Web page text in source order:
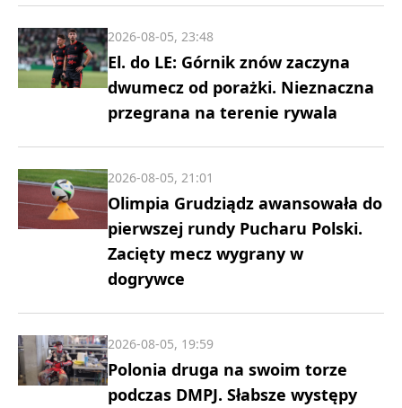
El. do LE: Górnik znów zaczyna
dwumecz od porażki. Nieznaczna
przegrana na terenie rywala
2026-08-05, 23:48
Olimpia Grudziądz awansowała do
pierwszej rundy Pucharu Polski.
Zacięty mecz wygrany w
dogrywce
2026-08-05, 21:01
Polonia druga na swoim torze
podczas DMPJ. Słabsze występy
2026-08-05, 19:59